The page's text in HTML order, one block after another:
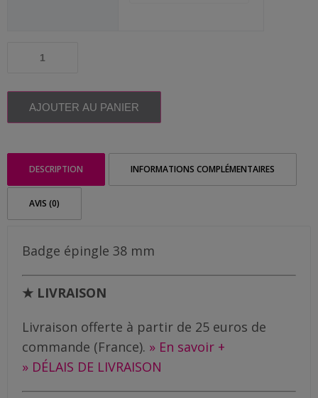
femme
enceinte
AJOUTER AU PANIER
DESCRIPTION INFORMATIONS COMPLÉMENTAIRES
AVIS (0)
Badge épingle 38 mm
★ LIVRAISON
Livraison offerte à partir de 25 euros de
commande (France). » En savoir +
» DÉLAIS DE LIVRAISON
Demande
Livraison